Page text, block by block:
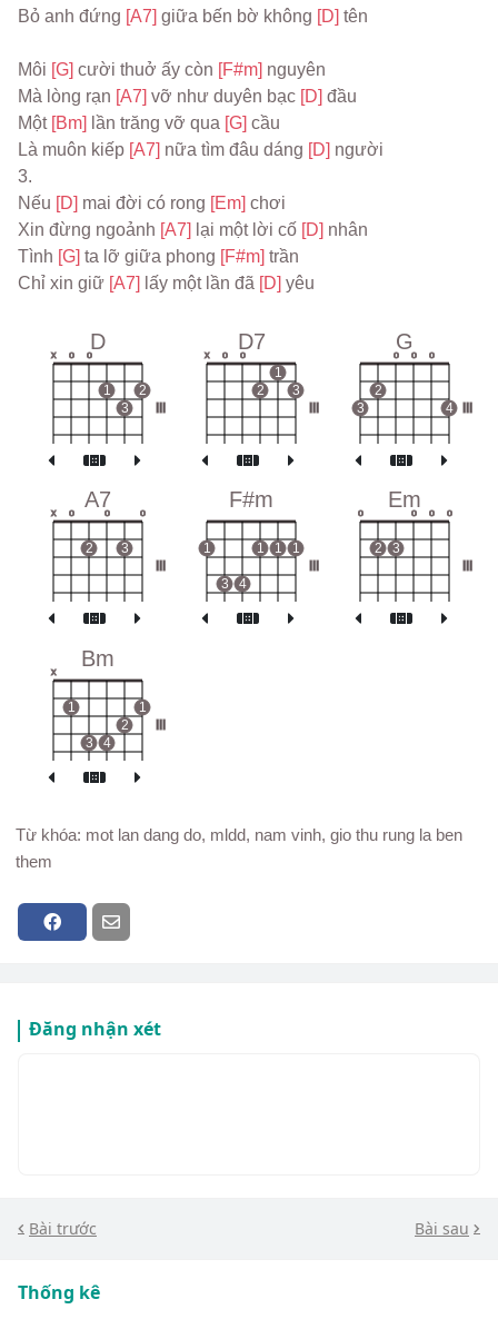
Bỏ anh đứng [A7] giữa bến bờ không [D] tên
Môi [G] cười thuở ấy còn [F#m] nguyên
Mà lòng rạn [A7] vỡ như duyên bạc [D] đầu
Một [Bm] lần trăng vỡ qua [G] cầu
Là muôn kiếp [A7] nữa tìm đâu dáng [D] người
3.
Nếu [D] mai đời có rong [Em] chơi
Xin đừng ngoảnh [A7] lại một lời cố [D] nhân
Tình [G] ta lỡ giữa phong [F#m] trần
Chỉ xin giữ [A7] lấy một lần đã [D] yêu
D
x o o
1
3
2
D7
x o o
2
1
3
G
3
2
o o o
4
A7
x o
2
o
3
o
F#m
1
3 4
1 1 1
Em
o
2 3
o o o
Bm
x
1
3 4
2
1
Từ khóa: mot lan dang do, mldd, nam vinh, gio thu rung la ben
them
Đăng nhận xét
Bài trước Bài sau
Thống kê